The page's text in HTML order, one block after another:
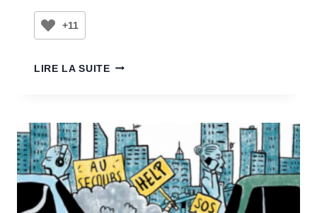
+11
LIRE LA SUITE